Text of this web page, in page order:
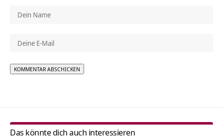
Das könnte dich auch interessieren